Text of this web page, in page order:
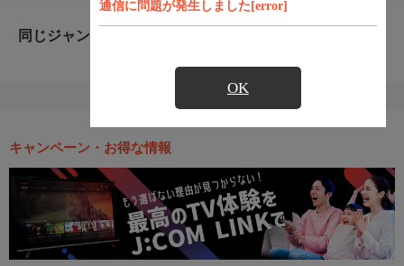
通信に問題が発生しました[error]
OK
同じジャンルのおすすめ番組
キャンペーン・お得な情報